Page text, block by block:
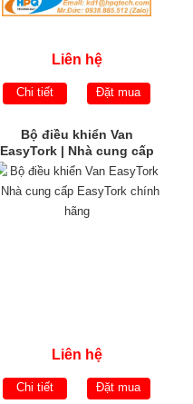
Liên hệ
Chi tiết Đặt mua
Bộ điều khiển Van
EasyTork | Nhà cung cấp
EasyTork chính hãng
Liên hệ
Chi tiết Đặt mua